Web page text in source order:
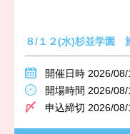
８/１２(水)杉並学園
開催日時 2026/
開場時間 2026/
申込締切 2026/